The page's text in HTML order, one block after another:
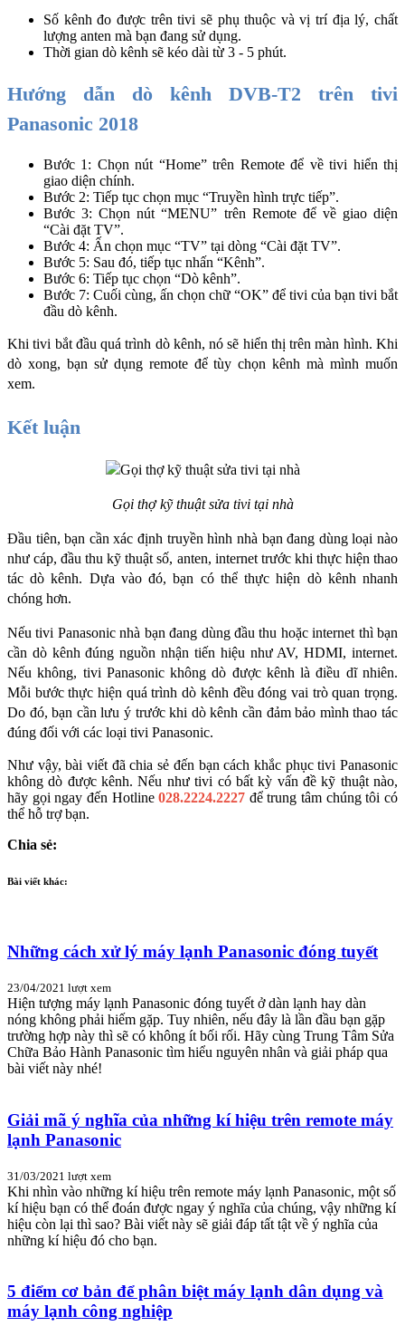
Số kênh đo được trên tivi sẽ phụ thuộc và vị trí địa lý, chất
lượng anten mà bạn đang sử dụng.
Thời gian dò kênh sẽ kéo dài từ 3 - 5 phút.
Hướng dẫn dò kênh DVB-T2 trên tivi
Panasonic 2018
Bước 1: Chọn nút “Home” trên Remote để về tivi hiển thị
giao diện chính.
Bước 2: Tiếp tục chọn mục “Truyền hình trực tiếp”.
Bước 3: Chọn nút “MENU” trên Remote để về giao diện
“Cài đặt TV”.
Bước 4: Ấn chọn mục “TV” tại dòng “Cài đặt TV”.
Bước 5: Sau đó, tiếp tục nhấn “Kênh”.
Bước 6: Tiếp tục chọn “Dò kênh”.
Bước 7: Cuối cùng, ấn chọn chữ “OK” để tivi của bạn tivi bắt
đầu dò kênh.
Khi tivi bắt đầu quá trình dò kênh, nó sẽ hiển thị trên màn hình. Khi
dò xong, bạn sử dụng remote để tùy chọn kênh mà mình muốn
xem.
Kết luận
Gọi thợ kỹ thuật sửa tivi tại nhà
Đầu tiên, bạn cần xác định truyền hình nhà bạn đang dùng loại nào
như cáp, đầu thu kỹ thuật số, anten, internet trước khi thực hiện thao
tác dò kênh. Dựa vào đó, bạn có thể thực hiện dò kênh nhanh
chóng hơn.
Nếu tivi Panasonic nhà bạn đang dùng đầu thu hoặc internet thì bạn
cần dò kênh đúng nguồn nhận tiến hiệu như AV, HDMI, internet.
Nếu không, tivi Panasonic không dò được kênh là điều dĩ nhiên.
Mỗi bước thực hiện quá trình dò kênh đều đóng vai trò quan trọng.
Do đó, bạn cần lưu ý trước khi dò kênh cần đảm bảo mình thao tác
đúng đối với các loại tivi Panasonic.
Như vậy, bài viết đã chia sẻ đến bạn cách khắc phục tivi Panasonic
không dò được kênh. Nếu như tivi có bất kỳ vấn đề kỹ thuật nào,
hãy gọi ngay đến Hotline 028.2224.2227 để trung tâm chúng tôi có
thể hỗ trợ bạn.
Chia sẻ:
Bài viết khác:
Những cách xử lý máy lạnh Panasonic đóng tuyết
23/04/2021 lượt xem
Hiện tượng máy lạnh Panasonic đóng tuyết ở dàn lạnh hay dàn
nóng không phải hiếm gặp. Tuy nhiên, nếu đây là lần đầu bạn gặp
trường hợp này thì sẽ có không ít bối rối. Hãy cùng Trung Tâm Sửa
Chữa Bảo Hành Panasonic tìm hiểu nguyên nhân và giải pháp qua
bài viết này nhé!
Giải mã ý nghĩa của những kí hiệu trên remote máy
lạnh Panasonic
31/03/2021 lượt xem
Khi nhìn vào những kí hiệu trên remote máy lạnh Panasonic, một số
kí hiệu bạn có thể đoán được ngay ý nghĩa của chúng, vậy những kí
hiệu còn lại thì sao? Bài viết này sẽ giải đáp tất tật về ý nghĩa của
những kí hiệu đó cho bạn.
5 điểm cơ bản để phân biệt máy lạnh dân dụng và
máy lạnh công nghiệp